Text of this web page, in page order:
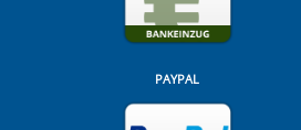
PAYPAL